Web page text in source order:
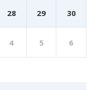
28 29 30
4 5 6